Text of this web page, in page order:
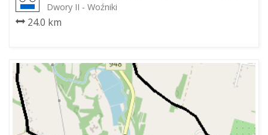
Dwory II - Woźniki
24.0 km